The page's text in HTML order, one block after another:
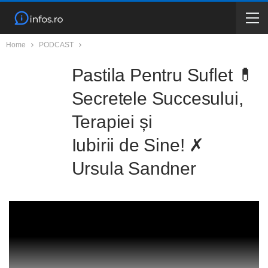
Home PODCAST
Pastila Pentru Suflet 💊
Secretele Succesului,
Terapiei și
Iubirii de Sine! ✗
Ursula Sandner